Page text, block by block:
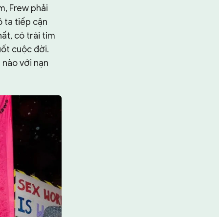
Frew phải
ta tiếp cận
có trái tim
cuộc đời.
với nạn